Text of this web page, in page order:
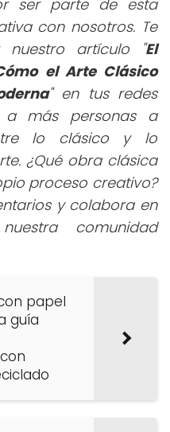
ser parte de esta
con nosotros. Te
nuestro artículo "El
el Arte Clásico
" en tus redes
a más personas a
lo clásico y lo
¿Qué obra clásica
proceso creativo?
y colabora en
comunidad
papel
guía